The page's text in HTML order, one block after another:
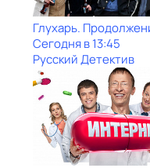
Глухарь.
Сегодня в 13:45
Русский Детектив